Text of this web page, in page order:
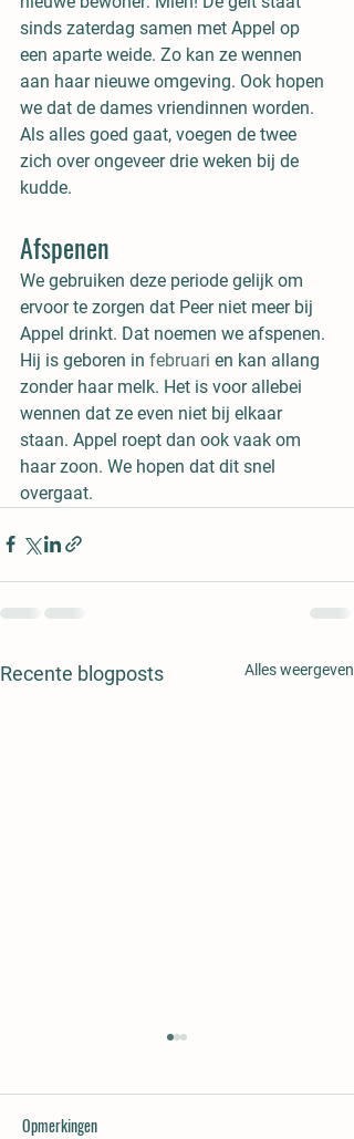
sinds zaterdag samen met Appel op
een aparte weide. Zo kan ze wennen
aan haar nieuwe omgeving. Ook hopen
we dat de dames vriendinnen worden.
Als alles goed gaat, voegen de twee
zich over ongeveer drie weken bij de
kudde.
Afspenen
We gebruiken deze periode gelijk om
ervoor te zorgen dat Peer niet meer bij
Appel drinkt. Dat noemen we afspenen.
Hij is geboren in februari en kan allang
zonder haar melk. Het is voor allebei
wennen dat ze even niet bij elkaar
staan. Appel roept dan ook vaak om
haar zoon. We hopen dat dit snel
overgaat.
Recente blogposts Alles weergeven
Opmerkingen